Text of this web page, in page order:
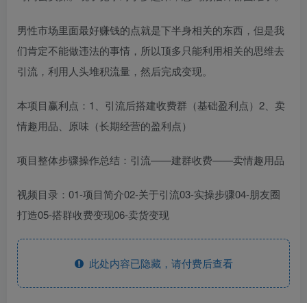
男性市场里面最好赚钱的点就是下半身相关的东西，但是我
们肯定不能做违法的事情，所以顶多只能利用相关的思维去
引流，利用人头堆积流量，然后完成变现。
本项目赢利点：1、引流后搭建收费群（基础盈利点）2、卖
情趣用品、原味（长期经营的盈利点）
项目整体步骤操作总结：引流——建群收费——卖情趣用品
视频目录：01-项目简介02-关于引流03-实操步骤04-朋友圈
打造05-搭群收费变现06-卖货变现
此处内容已隐藏，请付费后查看